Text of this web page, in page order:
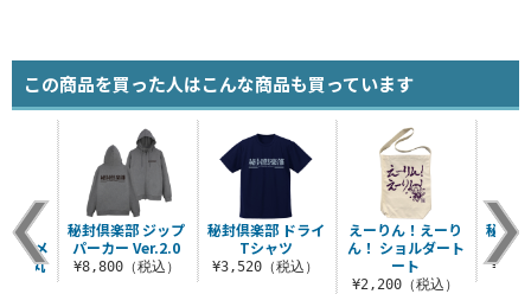
この商品を買った人はこんな商品も買っています
秘封倶楽部 ドライ
Tシャツ
¥3,520（税込）
えーりん！えーり
ん！ ショルダート
ート
¥2,200（税込）
秘封
ラ
方
アメ
命丸
秘封倶楽部 ジップ
パーカー Ver.2.0
¥8,800（税込）